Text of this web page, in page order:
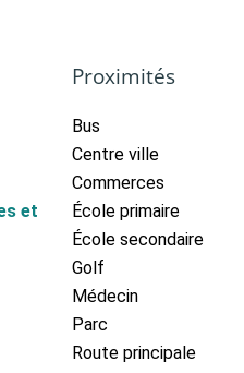
et
Proximités
Bus
Centre ville
Commerces
École primaire
École secondaire
Golf
Médecin
Parc
Route principale